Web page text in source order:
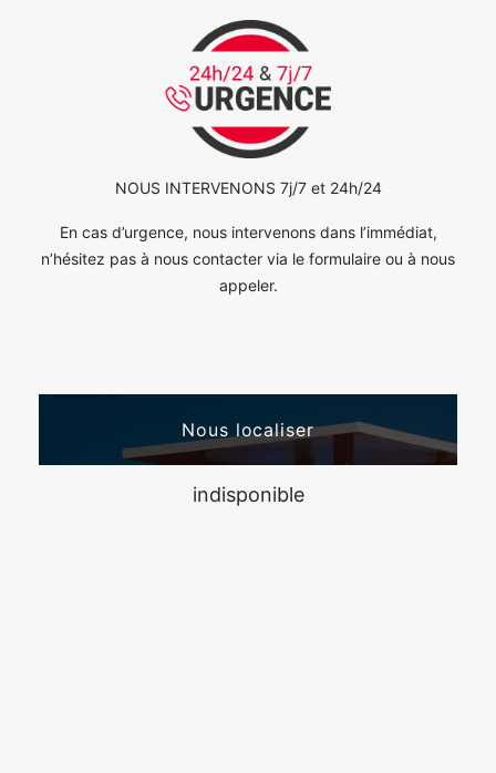
NOUS INTERVENONS 7j/7 et 24h/24
En cas d’urgence, nous intervenons dans l’immédiat,
n’hésitez pas à nous contacter via le formulaire ou à nous
appeler.
Nous localiser
indisponible